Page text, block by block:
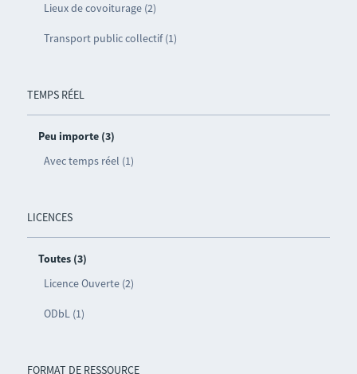
Lieux de covoiturage (2)
Transport public collectif (1)
TEMPS RÉEL
Peu importe (3)
Avec temps réel (1)
LICENCES
Toutes (3)
Licence Ouverte (2)
ODbL (1)
FORMAT DE RESSOURCE